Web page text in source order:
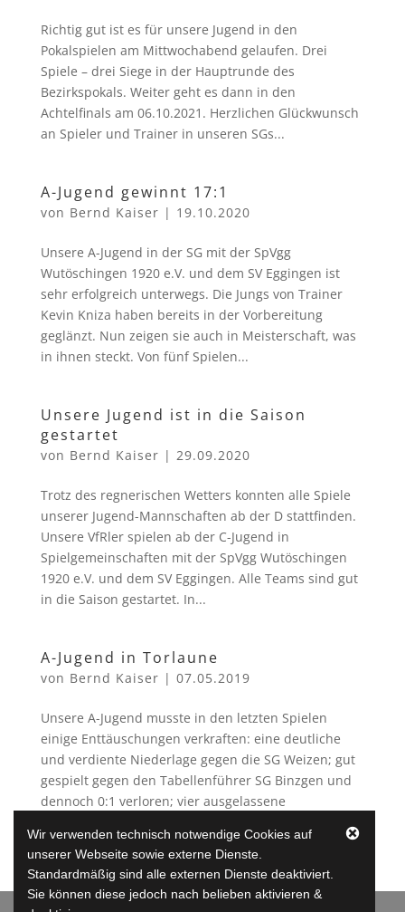
Richtig gut ist es für unsere Jugend in den
Pokalspielen am Mittwochabend gelaufen. Drei
Spiele – drei Siege in der Hauptrunde des
Bezirkspokals. Weiter geht es dann in den
Achtelfinals am 06.10.2021. Herzlichen Glückwunsch
an Spieler und Trainer in unseren SGs...
A-Jugend gewinnt 17:1
von Bernd Kaiser | 19.10.2020
Unsere A-Jugend in der SG mit der SpVgg
Wutöschingen 1920 e.V. und dem SV Eggingen ist
sehr erfolgreich unterwegs. Die Jungs von Trainer
Kevin Kniza haben bereits in der Vorbereitung
geglänzt. Nun zeigen sie auch in Meisterschaft, was
in ihnen steckt. Von fünf Spielen...
Unsere Jugend ist in die Saison
gestartet
von Bernd Kaiser | 29.09.2020
Trotz des regnerischen Wetters konnten alle Spiele
unserer Jugend-Mannschaften ab der D stattfinden.
Unsere VfRler spielen ab der C-Jugend in
Spielgemeinschaften mit der SpVgg Wutöschingen
1920 e.V. und dem SV Eggingen. Alle Teams sind gut
in die Saison gestartet. In...
A-Jugend in Torlaune
von Bernd Kaiser | 07.05.2019
Unsere A-Jugend musste in den letzten Spielen
einige Enttäuschungen verkraften: eine deutliche
und verdiente Niederlage gegen die SG Weizen; gut
gespielt gegen den Tabellenführer SG Binzgen und
dennoch 0:1 verloren; vier ausgelassene
« Ältere Einträge
Wir verwenden technisch notwendige Cookies auf
unserer Webseite sowie externe Dienste.
Standardmäßig sind alle externen Dienste deaktiviert.
Sie können diese jedoch nach belieben aktivieren &